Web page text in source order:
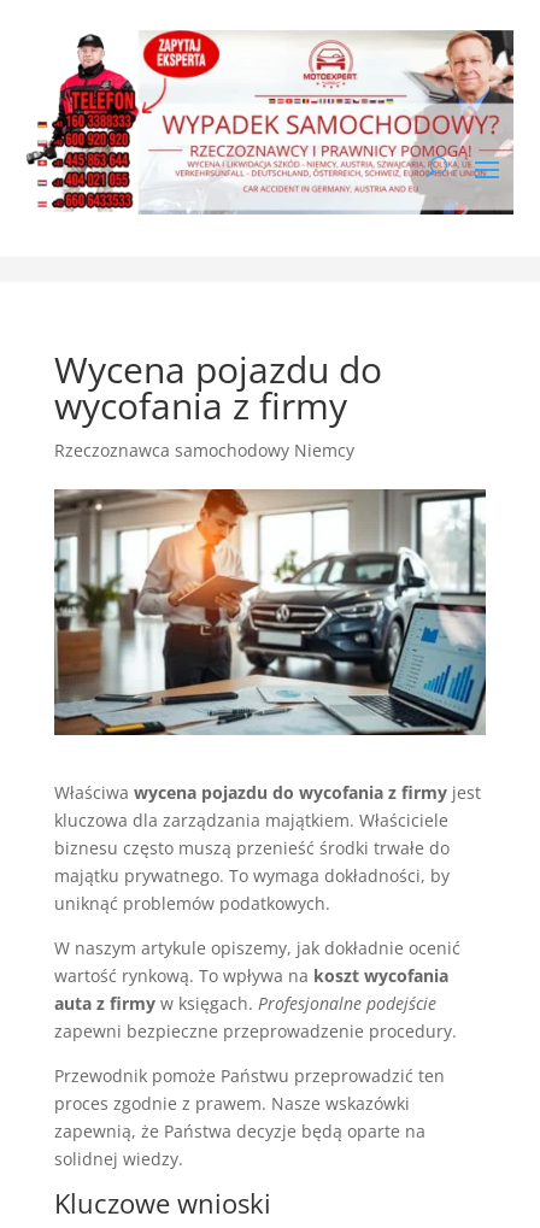
Wycena pojazdu do
wycofania z firmy
Rzeczoznawca samochodowy Niemcy
Właściwa wycena pojazdu do wycofania z firmyjest
kluczowa dla zarządzania majątkiem. Właściciele
biznesu często muszą przenieść środki trwałe do
majątku prywatnego. To wymaga dokładności, by
uniknąć problemów podatkowych.
W naszym artykule opiszemy, jak dokładnie ocenić
wartość rynkową. To wpływa na koszt wycofania
auta z firmyw księgach. Profesjonalne podejście
zapewni bezpieczne przeprowadzenie procedury.
Przewodnik pomoże Państwu przeprowadzić ten
proces zgodnie z prawem. Nasze wskazówki
zapewnią, że Państwa decyzje będą oparte na
solidnej wiedzy.
Kluczowe wnioski